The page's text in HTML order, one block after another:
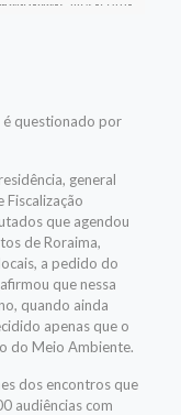
é questionado por
general
Fiscalização
que agendou
de Roraima,
a pedido do
que nessa
quando ainda
apenas que o
do Meio Ambiente.
dos encontros que
audiências com